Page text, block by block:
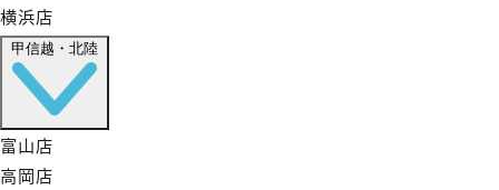
横浜店
甲信越・北陸
富山店
高岡店